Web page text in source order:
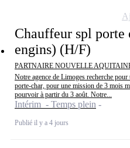
Chauffeur spl porte
engins) (H/F)
PARTNAIRE NOUVELLE
Notre agence de Limoges recherche
porte-char, pour une mission de 3 mois
pourvoir à partir du 3 août. Notre...
Intérim - Temps plein
Publié il y a 4 jours